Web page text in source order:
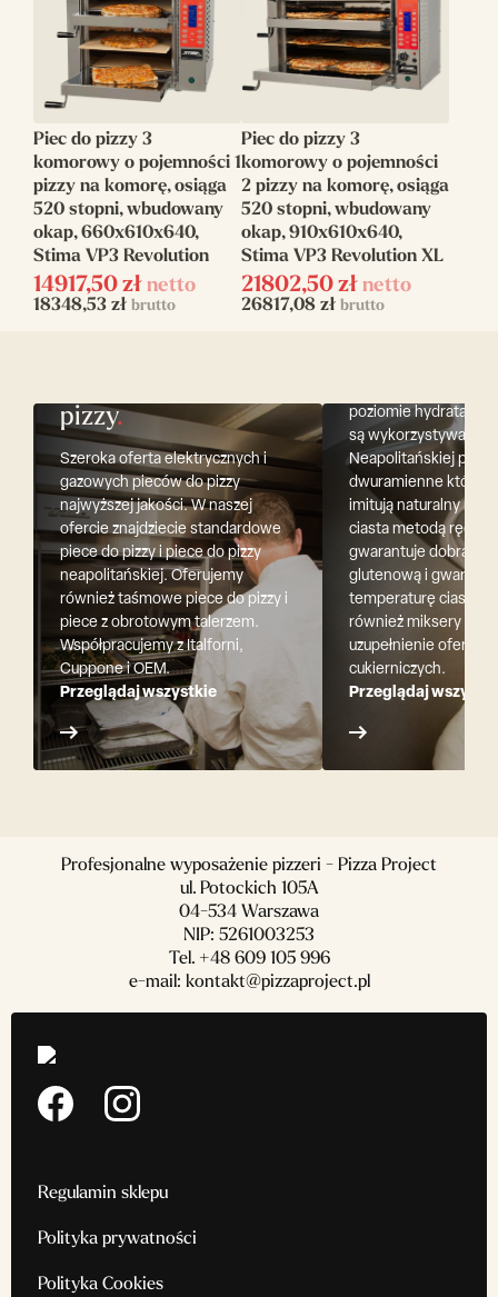
Piec do pizzy 3
komorowy o pojemności 1
pizzy na komorę, osiąga
520 stopni, wbudowany
okap, 660x610x640,
Stima VP3 Revolution
14917,50 zł netto
18348,53 zł brutto
Piec do pizzy 3
komorowy o pojemności
2 pizzy na komorę, osiąga
520 stopni, wbudowany
okap, 910x610x640,
Stima VP3 Revolution XL
21802,50 zł netto
26817,08 zł brutto
pizzy.
Szeroka oferta elektrycznych i
gazowych pieców do pizzy
najwyższej jakości. W naszej
ofercie znajdziecie standardowe
piece do pizzy i piece do pizzy
neapolitańskiej. Oferujemy
również taśmowe piece do pizzy i
piece z obrotowym talerzem.
Współpracujemy z Italforni,
Cuppone i OEM.
Przeglądaj wszystkie
Miksery do
Oferujemy szeroką
poziomie hydratacji
są wykorzystywane
Neapolitańskiej po
dwuramienne które
imitują naturalny ruch
ciasta metodą
gwarantuje dobrą
glutenową i
temperaturę ciasta.
również miksery
uzupełnienie oferty
cukierniczych.
Przeglądaj
Profesjonalne wyposażenie pizzeri - Pizza Project
ul. Potockich 105A
04-534 Warszawa
NIP: 5261003253
Tel. +48 609 105 996
e-mail: kontakt@pizzaproject.pl
Regulamin sklepu
Polityka prywatności
Polityka Cookies